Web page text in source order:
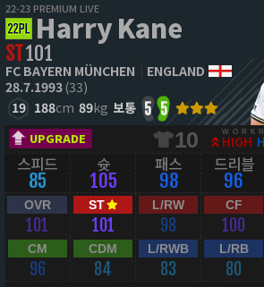
22-23 PREMIUM LIVE
Harry Kane
ST101
FC BAYERN MÜNCHEN
ENGLAND
28.7.1993(33)
19 188cm 89kg 보통 5 5
UPGRADE 10 HIGH
스피드
85
슛
105
패스
98
드리블
96
OVR
101
ST
101
L/RW
98
CF
100
CM
96
CDM
84
L/RWB
83
L/RB
80